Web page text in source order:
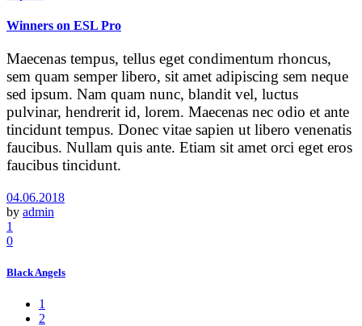
Winners on ESL Pro
Maecenas tempus, tellus eget condimentum rhoncus,
sem quam semper libero, sit amet adipiscing sem neque
sed ipsum. Nam quam nunc, blandit vel, luctus
pulvinar, hendrerit id, lorem. Maecenas nec odio et ante
tincidunt tempus. Donec vitae sapien ut libero venenatis
faucibus. Nullam quis ante. Etiam sit amet orci eget eros
faucibus tincidunt.
04.06.2018
by admin
1
0
Black Angels
1
2